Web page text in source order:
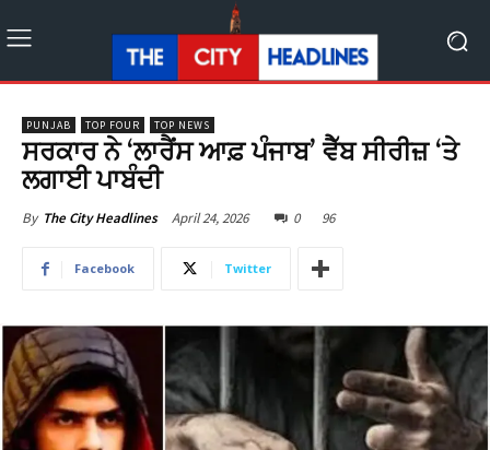
PUNJAB TOP FOUR TOP NEWS
ਸਰਕਾਰ ਨੇ ‘ਲਾਰੈਂਸ ਆਫ਼ ਪੰਜਾਬ’ ਵੈੱਬ ਸੀਰੀਜ਼ ‘ਤੇ
ਲਗਾਈ ਪਾਬੰਦੀ
By The City Headlines April 24, 2026 0 96
Facebook Twitter